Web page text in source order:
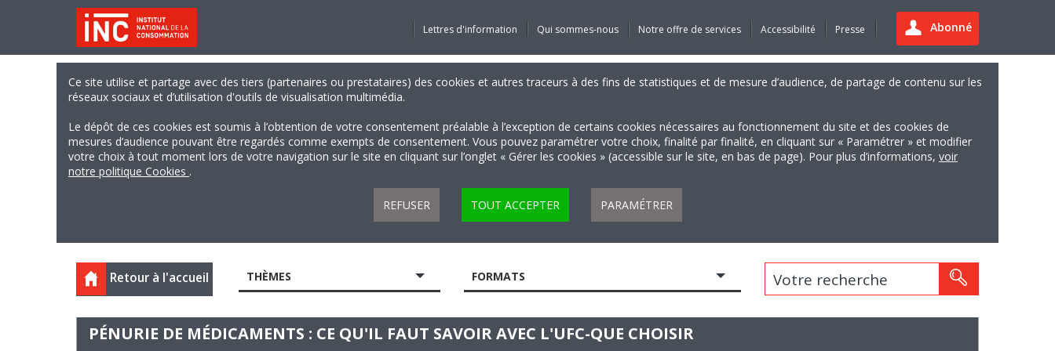
Abonné
Lettres d'information Qui sommes-nous Notre offre de services Accessibilité Presse
Ce site utilise et partage avec des tiers (partenaires ou prestataires) des cookies et autres traceurs à des fins de statistiques et de mesure d’audience, de partage de contenu sur les
réseaux sociaux et d’utilisation d'outils de visualisation multimédia.
Le dépôt de ces cookies est soumis à l’obtention de votre consentement préalable à l’exception de certains cookies nécessaires au fonctionnement du site et des cookies de
mesures d’audience pouvant être regardés comme exempts de consentement. Vous pouvez paramétrer votre choix, finalité par finalité, en cliquant sur « Paramétrer » et modifier
votre choix à tout moment lors de votre navigation sur le site en cliquant sur l’onglet « Gérer les cookies » (accessible sur le site, en bas de page). Pour plus d’informations, voir
notre politique Cookies .
REFUSER TOUT ACCEPTER PARAMÉTRER
Retour à l'accueil THÈMES FORMATS Votre recherche
PÉNURIE DE MÉDICAMENTS : CE QU'IL FAUT SAVOIR AVEC L'UFC-QUE CHOISIR